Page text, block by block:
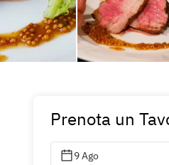
Prenota un
9 Ago